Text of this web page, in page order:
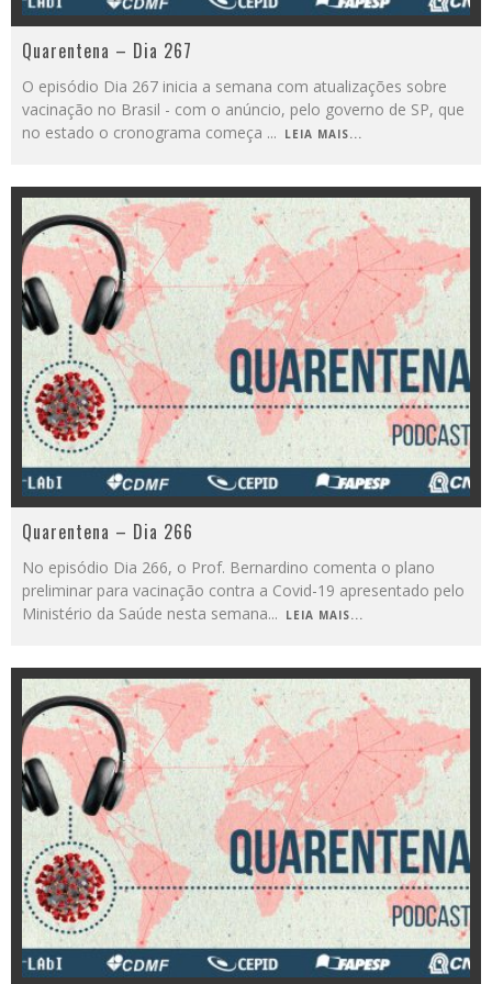
Quarentena – Dia 267
O episódio Dia 267 inicia a semana com atualizações sobre
vacinação no Brasil - com o anúncio, pelo governo de SP, que
no estado o cronograma começa ... LEIA MAIS...
Quarentena – Dia 266
No episódio Dia 266, o Prof. Bernardino comenta o plano
preliminar para vacinação contra a Covid-19 apresentado pelo
Ministério da Saúde nesta semana... LEIA MAIS...